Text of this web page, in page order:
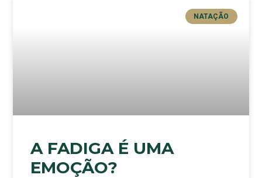
NATAÇÃO
A FADIGA É UMA
EMOÇÃO?